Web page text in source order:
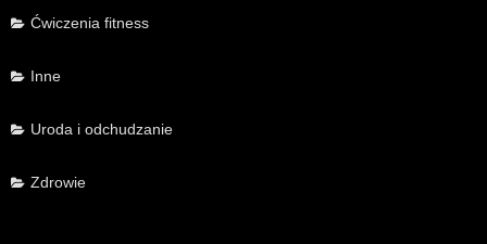
Ćwiczenia fitness
Inne
Uroda i odchudzanie
Zdrowie